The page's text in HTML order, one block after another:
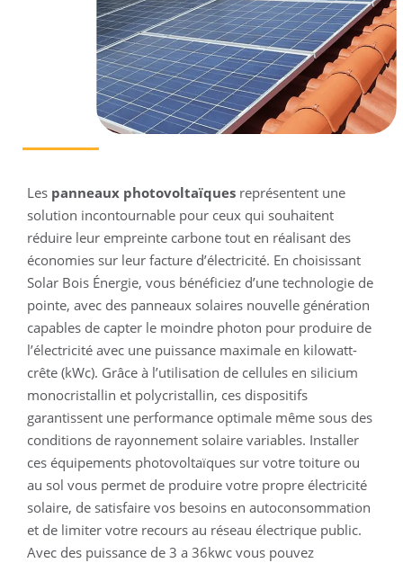
Les panneaux photovoltaïques représentent une
solution incontournable pour ceux qui souhaitent
réduire leur empreinte carbone tout en réalisant des
économies sur leur facture d’électricité. En choisissant
Solar Bois Énergie, vous bénéficiez d’une technologie de
pointe, avec des panneaux solaires nouvelle génération
capables de capter le moindre photon pour produire de
l’électricité avec une puissance maximale en kilowatt-
crête (kWc). Grâce à l’utilisation de cellules en silicium
monocristallin et polycristallin, ces dispositifs
garantissent une performance optimale même sous des
conditions de rayonnement solaire variables. Installer
ces équipements photovoltaïques sur votre toiture ou
au sol vous permet de produire votre propre électricité
solaire, de satisfaire vos besoins en autoconsommation
et de limiter votre recours au réseau électrique public.
Avec des puissance de 3 a 36kwc vous pouvez